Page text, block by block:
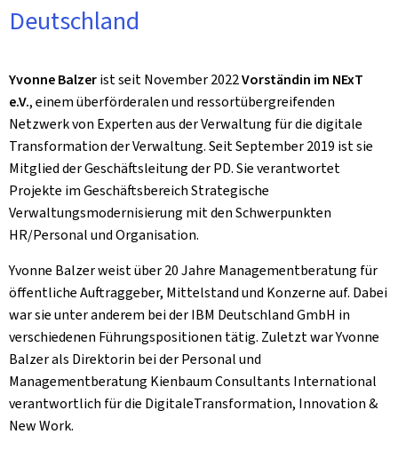
Deutschland
Yvonne Balzerist seit November 2022Vorständin im NExT
e.V., einem überförderalen und ressortübergreifenden
Netzwerk von Experten aus der Verwaltung für die digitale
Transformation der Verwaltung. Seit September 2019 ist sie
Mitglied der Geschäftsleitung der PD. Sie verantwortet
Projekte im Geschäftsbereich Strategische
Verwaltungsmodernisierung mit den Schwerpunkten
HR/Personal und Organisation.
Yvonne Balzer weist über 20 Jahre Managementberatung für
öffentliche Auftraggeber, Mittelstand und Konzerne auf. Dabei
war sie unter anderem bei der IBM Deutschland GmbH in
verschiedenen Führungspositionen tätig. Zuletzt war Yvonne
Balzer als Direktorin bei der Personal und
Managementberatung Kienbaum Consultants International
verantwortlich für die DigitaleTransformation, Innovation &
New Work.